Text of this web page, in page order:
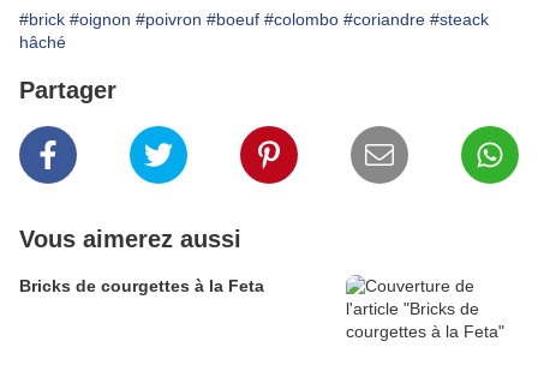
#brick #oignon #poivron #boeuf #colombo #coriandre #steack
hâché
Partager
Vous aimerez aussi
Bricks de courgettes à la Feta